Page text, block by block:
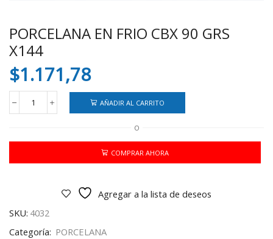
PORCELANA EN FRIO CBX 90 GRS
X144
$1.171,78
PORCELANA
CBX
GRS
AÑADIR AL CARRITO
O
COMPRAR AHORA
Agregar a la lista de deseos
SKU: 4032
Categoría: PORCELANA